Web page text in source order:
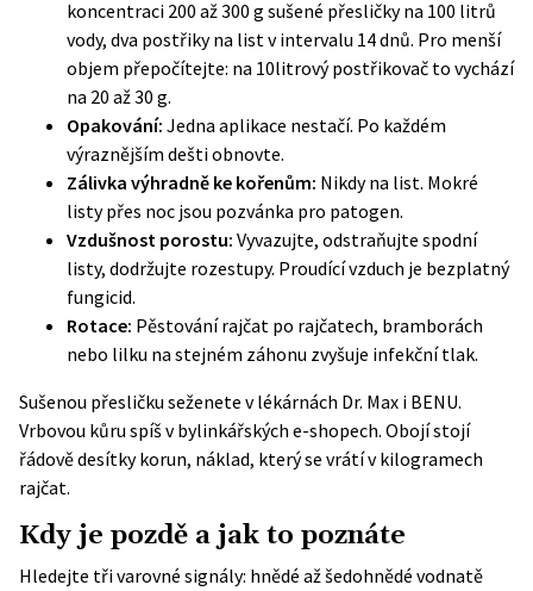
koncentraci 200 až 300 g sušené přesličky na 100 litrů
vody, dva postřiky na list v intervalu 14 dnů. Pro menší
objem přepočítejte: na 10litrový postřikovač to vychází
na 20 až 30 g.
Opakování: Jedna aplikace nestačí. Po každém
výraznějším dešti obnovte.
Zálivka výhradně ke kořenům: Nikdy na list. Mokré
listy přes noc jsou pozvánka pro patogen.
Vzdušnost porostu: Vyvazujte, odstraňujte spodní
listy, dodržujte rozestupy. Proudící vzduch je bezplatný
fungicid.
Rotace: Pěstování rajčat po rajčatech, bramborách
nebo lilku na stejném záhonu zvyšuje infekční tlak.
Sušenou přesličku seženete v lékárnách Dr. Max i BENU.
Vrbovou kůru spíš v bylinkářských e-shopech. Obojí stojí
řádově desítky korun, náklad, který se vrátí v kilogramech
rajčat.
Kdy je pozdě a jak to poznáte
Hledejte tři varovné signály: hnědé až šedohnědé vodnatě